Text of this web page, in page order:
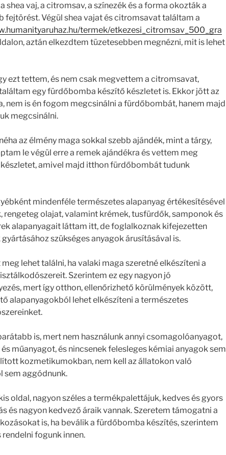
shea vaj, a citromsav, a színezék és a forma okozták a
fejtörést. Végül shea vajat és citromsavat találtam a
termek/etkezesi_citromsav_500_gra
aztán elkezdtem tüzetesebben megnézni, mit is lehet
ezt tettem, és nem csak megvettem a citromsavat,
egy fürdőbomba készítő készletet is. Ekkor jött az
nem is én fogom megcsinálni a fürdőbombát, hanem majd
megcsinálni.
az élmény maga sokkal szebb ajándék, mint a tárgy,
le végül erre a remek ajándékra és vettem meg
amivel majd itthon fürdőbombát tudunk
mindenféle természetes alapanyag értékesítésével
rengeteg olajat, valamint krémek, tusfürdők, samponok és
alapanyagait láttam itt, de foglalkoznak kifejezetten
szükséges anyagok árusításával is.
lehet találni, ha valaki maga szeretné elkészíteni a
Szerintem ez egy nagyon jó
mert így otthon, ellenőrizhető körülmények között,
alapanyagokból lehet elkészíteni a természetes
is, mert nem használunk annyi csomagolóanyagot,
műanyagot, és nincsenek felesleges kémiai anyagok sem
kozmetikumokban, nem kell az állatokon való
sem aggódnunk.
oldal, nagyon széles a termékpalettájuk, kedves és gyors
és nagyon kedvező áraik vannak. Szeretem támogatni a
is, ha beválik a fürdőbomba készítés, szerintem
fogunk innen.